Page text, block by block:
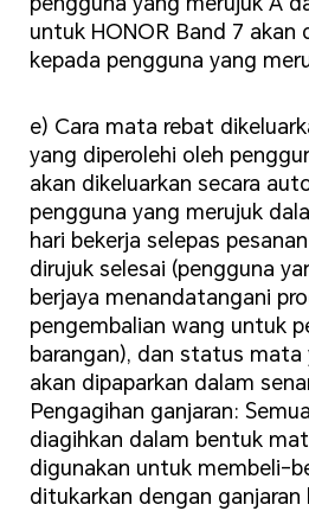
untuk HONOR Band 7 akan
kepada pengguna yang
e) Cara mata rebat
yang diperolehi oleh
akan dikeluarkan secara
pengguna yang merujuk
hari bekerja selepas
dirujuk selesai (pengguna
berjaya menandatangani
pengembalian wang untuk
barangan), dan status mata
akan dipaparkan dalam
Pengagihan ganjaran:
diagihkan dalam bentuk
digunakan untuk membeli-
ditukarkan dengan